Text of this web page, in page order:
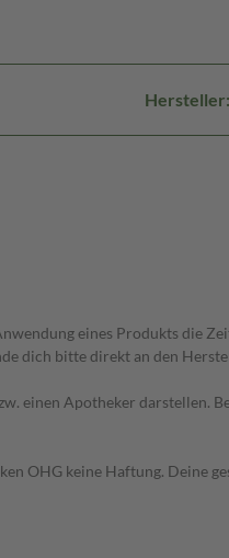
eines Produkts die
dich bitte direkt an den
einen Apotheker darstellen.
OHG keine Haftung. Deine